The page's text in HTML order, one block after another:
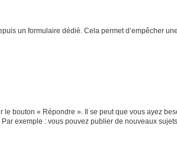
un formulaire dédié. Cela permet d’empêcher une
bouton « Répondre ». Il se peut que vous ayez
exemple : vous pouvez publier de nouveaux